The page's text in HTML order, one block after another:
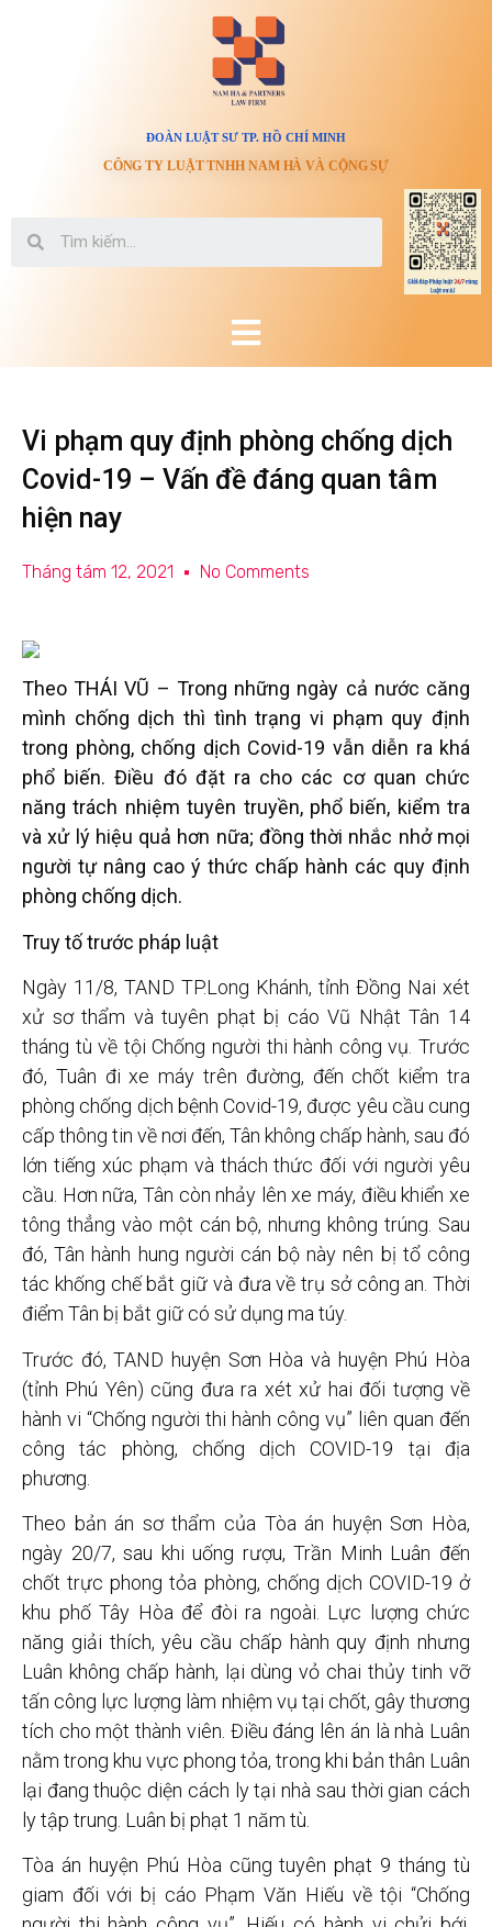
ĐOÀN LUẬT SƯ TP. HỒ CHÍ MINH
CÔNG TY LUẬT TNHH NAM HÀ VÀ CỘNG SỰ
Vi phạm quy định phòng chống dịch
Covid-19 – Vấn đề đáng quan tâm
hiện nay
Tháng tám 12, 2021 No Comments
Theo THÁI VŨ – Trong những ngày cả nước căng
mình chống dịch thì tình trạng vi phạm quy định
trong phòng, chống dịch Covid-19 vẫn diễn ra khá
phổ biến. Điều đó đặt ra cho các cơ quan chức
năng trách nhiệm tuyên truyền, phổ biến, kiểm tra
và xử lý hiệu quả hơn nữa; đồng thời nhắc nhở mọi
người tự nâng cao ý thức chấp hành các quy định
phòng chống dịch.
Truy tố trước pháp luật
Ngày 11/8, TAND TP.Long Khánh, tỉnh Đồng Nai xét
xử sơ thẩm và tuyên phạt bị cáo Vũ Nhật Tân 14
tháng tù về tội Chống người thi hành công vụ. Trước
đó, Tuân đi xe máy trên đường, đến chốt kiểm tra
phòng chống dịch bệnh Covid-19, được yêu cầu cung
cấp thông tin về nơi đến, Tân không chấp hành, sau đó
lớn tiếng xúc phạm và thách thức đối với người yêu
cầu. Hơn nữa, Tân còn nhảy lên xe máy, điều khiển xe
tông thẳng vào một cán bộ, nhưng không trúng. Sau
đó, Tân hành hung người cán bộ này nên bị tổ công
tác khống chế bắt giữ và đưa về trụ sở công an. Thời
điểm Tân bị bắt giữ có sử dụng ma túy.
Trước đó, TAND huyện Sơn Hòa và huyện Phú Hòa
(tỉnh Phú Yên) cũng đưa ra xét xử hai đối tượng về
hành vi “Chống người thi hành công vụ” liên quan đến
công tác phòng, chống dịch COVID-19 tại địa
phương.
Theo bản án sơ thẩm của Tòa án huyện Sơn Hòa,
ngày 20/7, sau khi uống rượu, Trần Minh Luân đến
chốt trực phong tỏa phòng, chống dịch COVID-19 ở
khu phố Tây Hòa để đòi ra ngoài. Lực lượng chức
năng giải thích, yêu cầu chấp hành quy định nhưng
Luân không chấp hành, lại dùng vỏ chai thủy tinh vỡ
tấn công lực lượng làm nhiệm vụ tại chốt, gây thương
tích cho một thành viên. Điều đáng lên án là nhà Luân
nằm trong khu vực phong tỏa, trong khi bản thân Luân
lại đang thuộc diện cách ly tại nhà sau thời gian cách
ly tập trung. Luân bị phạt 1 năm tù.
Tòa án huyện Phú Hòa cũng tuyên phạt 9 tháng tù
giam đối với bị cáo Phạm Văn Hiếu về tội “Chống